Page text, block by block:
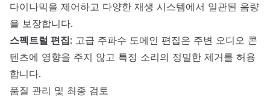
다이나믹을 제어하고 다양한 재생 시스템에서 일관된 음량
을 보장합니다.
스펙트럴 편집: 고급 주파수 도메인 편집은 주변 오디오 콘
텐츠에 영향을 주지 않고 특정 소리의 정밀한 제거를 허용
합니다.
품질 관리 및 최종 검토